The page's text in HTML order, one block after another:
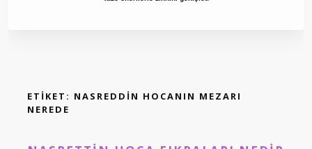
ETIKET: NASREDDIN HOCANIN MEZARI
NEREDE